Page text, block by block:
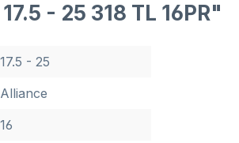
- 25 318 TL 16PR"
17.5 - 25
Alliance
16